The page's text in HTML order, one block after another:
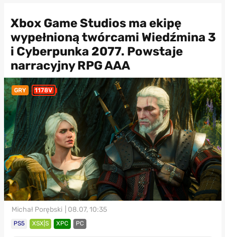
Xbox Game Studios ma ekipę
wypełnioną twórcami Wiedźmina 3
i Cyberpunka 2077. Powstaje
narracyjny RPG AAA
GRY 1178V
Michał Porębski | 08.07, 10:35
PS5 XSX|S XPC PC